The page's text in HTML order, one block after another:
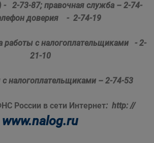
- 2-73-87; правочная служба – 2-74-
доверия - 2-74-19
работы с налогоплательщиками - 2-
21-10
налогоплательщиками – 2-74-53
России в сети Интернет: http: //
www.nalog.ru